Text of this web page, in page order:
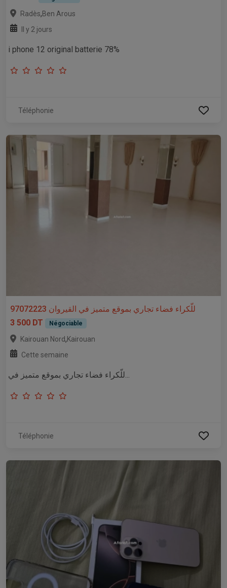
Radès,Ben Arous
Il y 2 jours
i phone 12 original batterie 78%
Téléphonie
للّكراء فضاء تجاري بموقع متميز في القيروان 97072223
3 500 DT
Négociable
Kairouan Nord,Kairouan
Cette semaine
للّكراء فضاء تجاري بموقع متميز في...
Téléphonie